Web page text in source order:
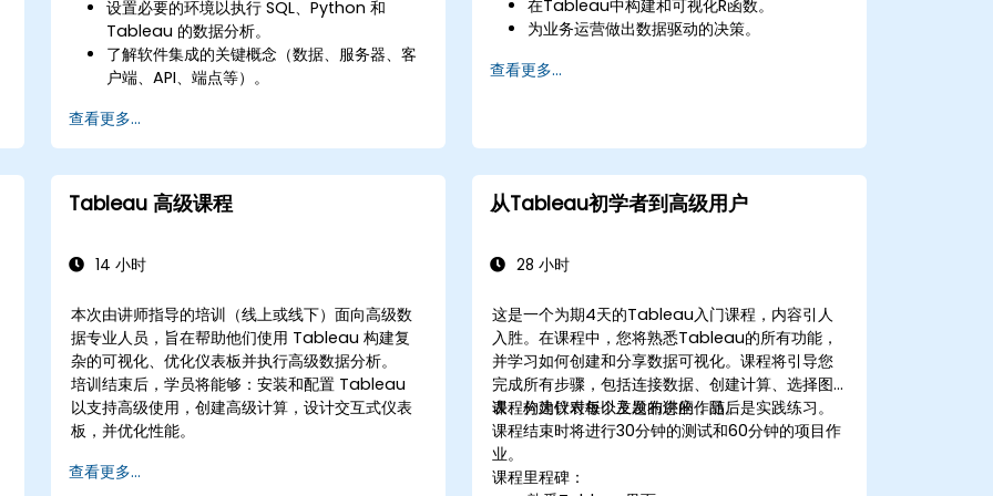
设置必要的环境以执行 SQL、Python 和
Tableau 的数据分析。
了解软件集成的关键概念（数据、服务器、客
户端、API、端点等）。
在Python中执行数据预处理技术。
了解如何连接 Python 和 SQL 进行数据分
析。
使用 Tableau 创建富有洞察力的数据可视化
效果和图表。
查看更多...
在Tableau中构建和可视化R函数。
为业务运营做出数据驱动的决策。
查看更多...
Tableau 高级课程
14 小时
本次由讲师指导的培训（线上或线下）面向高级数
据专业人员，旨在帮助他们使用 Tableau 构建复
杂的可视化、优化仪表板并执行高级数据分析。
培训结束后，学员将能够：安装和配置 Tableau
以支持高级使用，创建高级计算，设计交互式仪表
板，并优化性能。
查看更多...
从Tableau初学者到高级用户
28 小时
这是一个为期4天的Tableau入门课程，内容引人
入胜。在课程中，您将熟悉Tableau的所有功能，
并学习如何创建和分享数据可视化。课程将引导您
完成所有步骤，包括连接数据、创建计算、选择图
表、构建仪表板以及发布您的作品。
课程分为针对每个主题的讲座，随后是实践练习。
课程结束时将进行30分钟的测试和60分钟的项目作
业。
课程里程碑：